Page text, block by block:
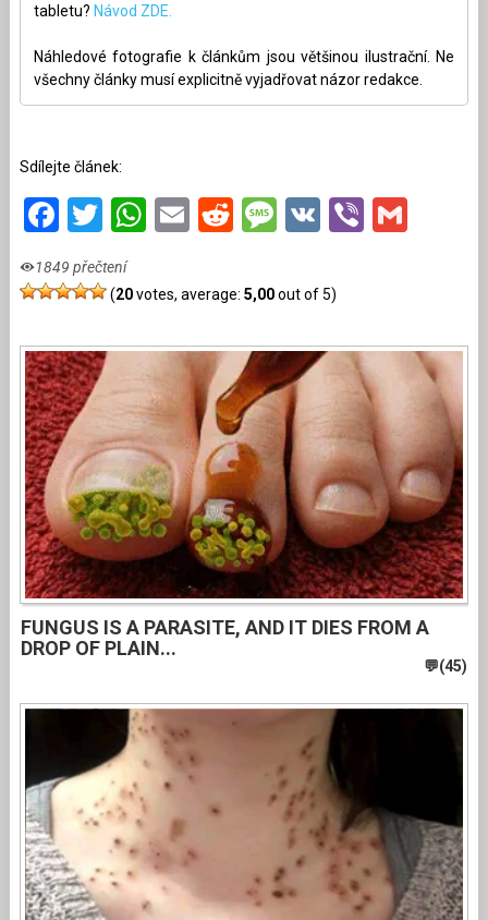
tabletu? Návod ZDE.
Náhledové fotografie k článkům jsou většinou ilustrační. Ne
všechny články musí explicitně vyjadřovat názor redakce.
Sdílejte článek:
Facebook
Twitter
WhatsApp
EmailRedditMessage
VKViber
1849 přečtení
(20votes, average: 5,00out of 5)
FUNGUS IS A PARASITE, AND IT DIES FROM A
DROP OF PLAIN...